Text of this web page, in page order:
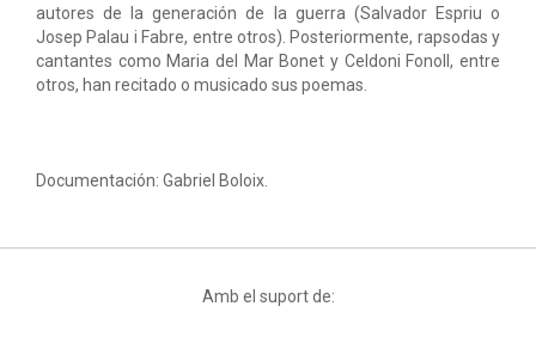
autores de la generación de la guerra (Salvador Espriu o
Josep Palau i Fabre, entre otros). Posteriormente, rapsodas y
cantantes como Maria del Mar Bonet y Celdoni Fonoll, entre
otros, han recitado o musicado sus poemas.
Documentación: Gabriel Boloix.
Amb el suport de: